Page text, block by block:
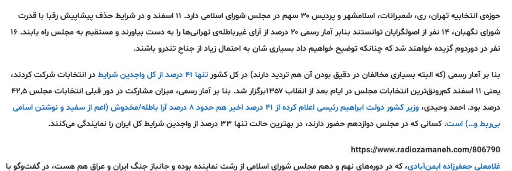
حوزه‌ی انتخابیه تهران، ری، شمیرانات، اسلامشهر و پردیس ۳۰ سهم در مجلس شورای اسلامی دارد. ۱۱ اسفند و در شرایط حذف پیشاپیش رقبا با قدرت
شورای نگهبان، ۱۴ نفر از اصولگرایان توانستند بنابر آمار رسمی ۲۰ درصد از آرای غیرباطله‌ی تهرانی‌ها را به دست بیاورند و مستقیم به مجلس راه یابند. ۱۶
نفر در دوردوم گزیده خواهند شد که چنانکه توضیح خواهیم داد بسیاری شان به احتمال زیاد از جناح تندرو باشند.
بنا بر آمار رسمی (که البته بسیاری مخالفان در دقیق بودن آن هم تردید دارند) در کل کشور تنها ۴۱ درصد از کل واجدین شرایط
در انتخابات شرکت کردند،
یعنی ۱۱ اسفند کم‌رونق‌ترین انتخابات مجلس در ایام بعد از انقلاب ۱۳۵۷برگزار شد. بنا بر آمار رسمی، میزان مشارکت در دور قبلی انتخابات مجلس ۴۲,۵
درصد بود. احمد وحیدی،
وزیر کشور دولت ابراهیم رئیسی اعلام کرده از ۴۱ درصد اخیر هم حدود ۸ درصد آرا باطله/مخدوش (اعم از سفید و نوشتن اسامی
بی‌ربط و…) است. کسانی که در مجلس دوازدهم حضور دارند، در بهترین حالت تنها ۳۳ درصد از واجدین شرایط کل ایران را نمایندگی می‌کنند.
https://www.radiozamaneh.com/806790
غلامعلی جعفرزاده ایمن‌آبادی، که در دوره‌های نهم و دهم مجلس شورای اسلامی از رشت نماینده بوده و جانباز جنگ ایران و عراق هم هست، در گفت‌وگو با